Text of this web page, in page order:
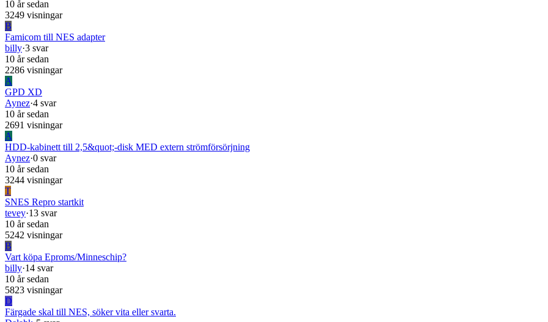
10 år sedan
3249 visningar
B
Famicom till NES adapter
billy·3 svar
10 år sedan
2286 visningar
A
GPD XD
Aynez·4 svar
10 år sedan
2691 visningar
A
HDD-kabinett till 2,5&quot;-disk MED extern strömförsörjning
Aynez·0 svar
10 år sedan
3244 visningar
T
SNES Repro startkit
tevey·13 svar
10 år sedan
5242 visningar
B
Vart köpa Eproms/Minneschip?
billy·14 svar
10 år sedan
5823 visningar
D
Färgade skal till NES, söker vita eller svarta.